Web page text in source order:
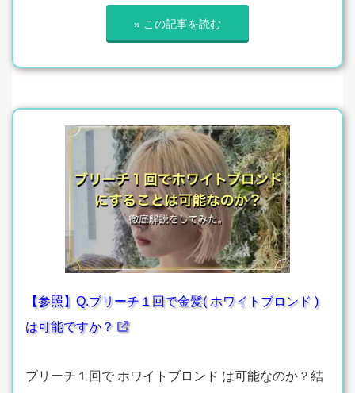
» この記事を読む
【参照】Q.ブリーチ１回で金髪( ホワイトブロンド )
は可能ですか？
ブリーチ１回で ホワイトブロンド は可能なのか？結